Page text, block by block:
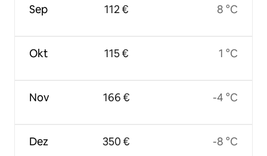
Sep
Okt
Nov
Dez
112 €
115 €
166 €
350 €
8 °C
1 °C
-4 °C
-8 °C